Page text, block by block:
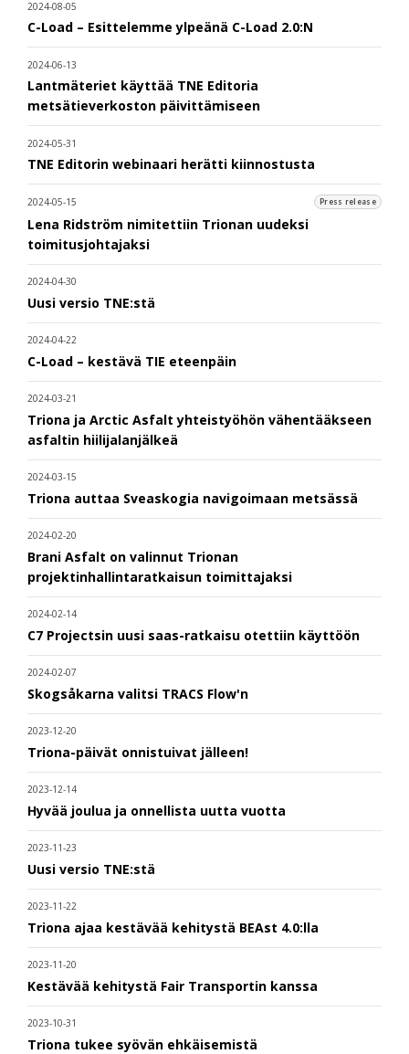
2024-08-05
C-Load – Esittelemme ylpeänä C-Load 2.0:N
2024-06-13
Lantmäteriet käyttää TNE Editoria
metsätieverkoston päivittämiseen
2024-05-31
TNE Editorin webinaari herätti kiinnostusta
2024-05-15 Press release
Lena Ridström nimitettiin Trionan uudeksi
toimitusjohtajaksi
2024-04-30
Uusi versio TNE:stä
2024-04-22
C-Load – kestävä TIE eteenpäin
2024-03-21
Triona ja Arctic Asfalt yhteistyöhön vähentääkseen
asfaltin hiilijalanjälkeä
2024-03-15
Triona auttaa Sveaskogia navigoimaan metsässä
2024-02-20
Brani Asfalt on valinnut Trionan
projektinhallintaratkaisun toimittajaksi
2024-02-14
C7 Projectsin uusi saas-ratkaisu otettiin käyttöön
2024-02-07
Skogsåkarna valitsi TRACS Flow'n
2023-12-20
Triona-päivät onnistuivat jälleen!
2023-12-14
Hyvää joulua ja onnellista uutta vuotta
2023-11-23
Uusi versio TNE:stä
2023-11-22
Triona ajaa kestävää kehitystä BEAst 4.0:lla
2023-11-20
Kestävää kehitystä Fair Transportin kanssa
2023-10-31
Triona tukee syövän ehkäisemistä